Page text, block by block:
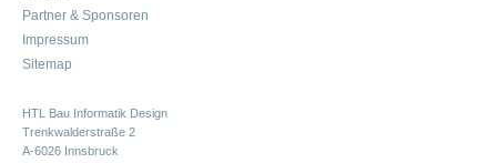
Partner & Sponsoren
Impressum
Sitemap
HTL Bau Informatik Design
Trenkwalderstraße 2
A-6026 Innsbruck